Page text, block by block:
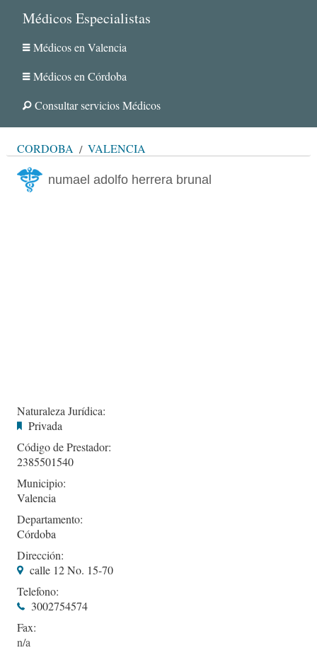
Médicos Especialistas
Médicos en Valencia
Médicos en Córdoba
Consultar servicios Médicos
CÓRDOBA VALENCIA
numael adolfo herrera brunal
Naturaleza Jurídica:
Privada
Código de Prestador:
2385501540
Municipio:
Valencia
Departamento:
Córdoba
Dirección:
calle 12 No. 15-70
Telefono:
3002754574
Fax: